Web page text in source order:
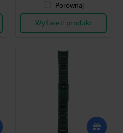
Porównaj
Wyświetl produkt